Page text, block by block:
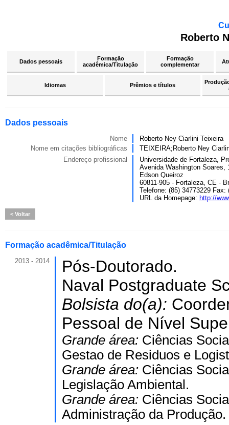
Roberto
Dados pessoais
Formação
acadêmica/Titulação
Formação
complementar
Idiomas Prêmios e títulos
Dados pessoais
Nome
Roberto Ney Ciarlini Teixeira
Nome em citações bibliográficas
TEIXEIRA;Roberto Ney
Endereço profissional
Universidade de Fortaleza,
Avenida Washington Soares,
Edson Queiroz
60811-905 - Fortaleza, CE -
Telefone: (85) 34773229 Fax:
URL da Homepage: http://
Voltar
Formação acadêmica/Titulação
2013 - 2014
Pós-Doutorado.
Naval Postgraduate
Bolsista do(a):
Pessoal de Nível
Grande área: Ciências
Gestao de Residuos e
Grande área: Ciências
Legislação Ambiental.
Grande área: Ciências
Administração da Produção.